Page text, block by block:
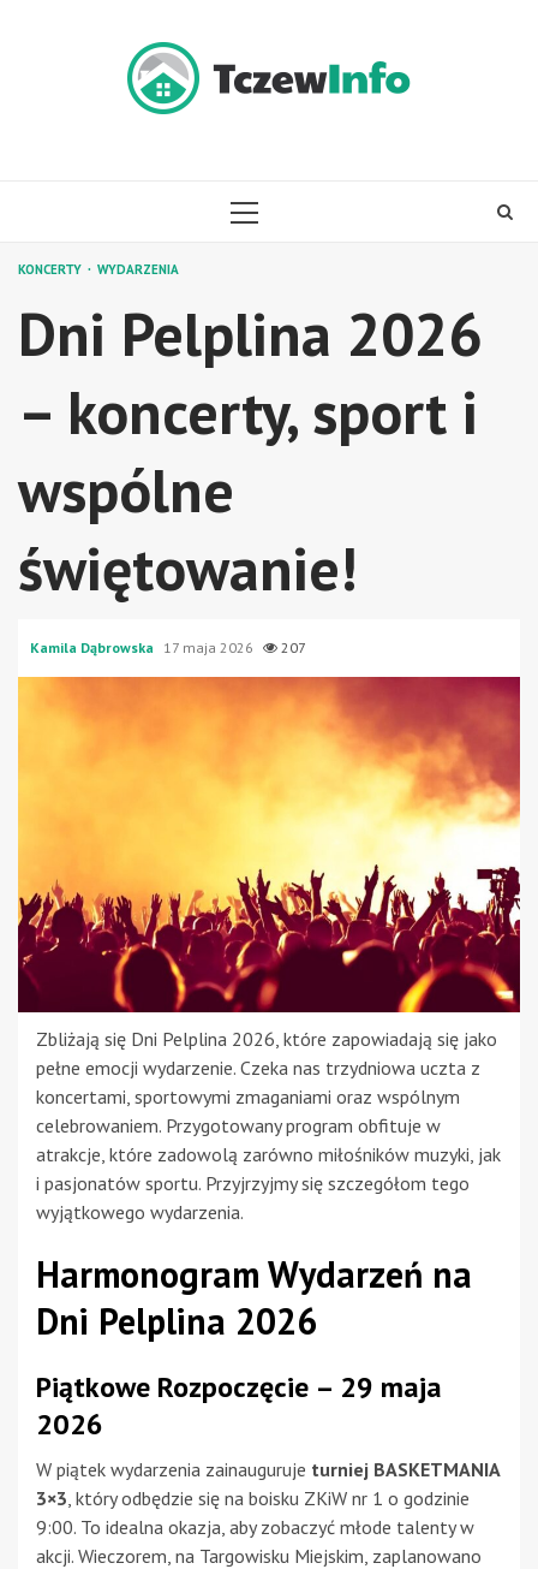
PRIMARY
KONCERTY WYDARZENIA
Dni Pelplina 2026
– koncerty, sport i
wspólne
świętowanie!
Kamila Dąbrowska 17 maja 2026 207
Zbliżają się Dni Pelplina 2026, które zapowiadają się jako
pełne emocji wydarzenie. Czeka nas trzydniowa uczta z
koncertami, sportowymi zmaganiami oraz wspólnym
celebrowaniem. Przygotowany program obfituje w
atrakcje, które zadowolą zarówno miłośników muzyki, jak
i pasjonatów sportu. Przyjrzyjmy się szczegółom tego
wyjątkowego wydarzenia.
Harmonogram Wydarzeń na
Dni Pelplina 2026
Piątkowe Rozpoczęcie – 29 maja
2026
W piątek wydarzenia zainauguruje turniej BASKETMANIA
3×3 , który odbędzie się na boisku ZKiW nr 1 o godzinie
9:00. To idealna okazja, aby zobaczyć młode talenty w
akcji. Wieczorem, na Targowisku Miejskim, zaplanowano